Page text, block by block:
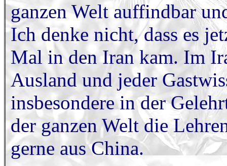
ganzen Welt auffindbar
Ich denke nicht, dass es
Mal in den Iran kam. Im
Ausland und jeder
insbesondere in der
der ganzen Welt die
gerne aus China.